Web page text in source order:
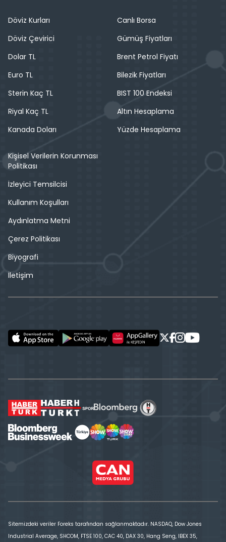
Döviz Kurları
Döviz Çevirici
Dolar TL
Euro TL
Sterin Kaç TL
Riyal Kaç TL
Kanada Doları
Canlı Borsa
Gümüş Fiyatları
Brent Petrol Fiyatı
Bilezik Fiyatları
BIST 100 Endeksi
Altın Hesaplama
Yüzde Hesaplama
Kişisel Verilerin Korunması
Politikası
İzleyici Temsilcisi
Kullanım Koşulları
Aydınlatma Metni
Çerez Politikası
Biyografi
İletişim
Sitemizdeki veriler Foreks tarafından sağlanmaktadır. NASDAQ, Dow Jones
Industrial Average, SHCOM, FTSE 100, CAC 40, DAX 30, Hang Seng, IBEX 35,